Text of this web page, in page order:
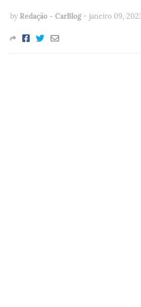
by Redação - CarBlog - janeiro 09,